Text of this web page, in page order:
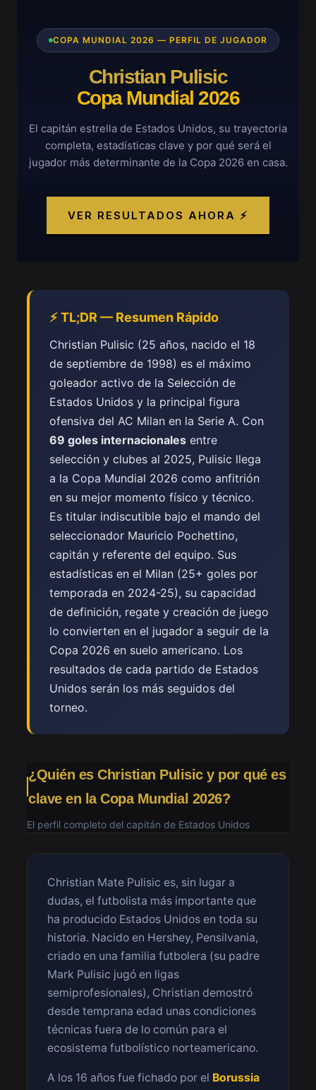
COPA MUNDIAL 2026 — PERFIL DE JUGADOR
Christian Pulisic
Copa Mundial 2026
El capitán estrella de Estados Unidos, su trayectoria
completa, estadísticas clave y por qué será el
jugador más determinante de la Copa 2026 en casa.
VER RESULTADOS AHORA ⚡
⚡ TL;DR — Resumen Rápido
Christian Pulisic (25 años, nacido el 18
de septiembre de 1998) es el máximo
goleador activo de la Selección de
Estados Unidos y la principal figura
ofensiva del AC Milan en la Serie A. Con
69 goles internacionales entre
selección y clubes al 2025, Pulisic llega
a la Copa Mundial 2026 como anfitrión
en su mejor momento físico y técnico.
Es titular indiscutible bajo el mando del
seleccionador Mauricio Pochettino,
capitán y referente del equipo. Sus
estadísticas en el Milan (25+ goles por
temporada en 2024-25), su capacidad
de definición, regate y creación de juego
lo convierten en el jugador a seguir de la
Copa 2026 en suelo americano. Los
resultados de cada partido de Estados
Unidos serán los más seguidos del
torneo.
¿Quién es Christian Pulisic y por qué es
clave en la Copa Mundial 2026?
El perfil completo del capitán de Estados Unidos
Christian Mate Pulisic es, sin lugar a
dudas, el futbolista más importante que
ha producido Estados Unidos en toda su
historia. Nacido en Hershey, Pensilvania,
criado en una familia futbolera (su padre
Mark Pulisic jugó en ligas
semiprofesionales), Christian demostró
desde temprana edad unas condiciones
técnicas fuera de lo común para el
ecosistema futbolístico norteamericano.
A los 16 años fue fichado por el Borussia